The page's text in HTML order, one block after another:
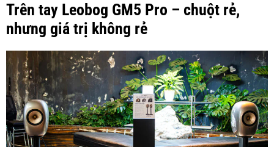
Trên tay Leobog GM5 Pro – chuột rẻ,
nhưng giá trị không rẻ